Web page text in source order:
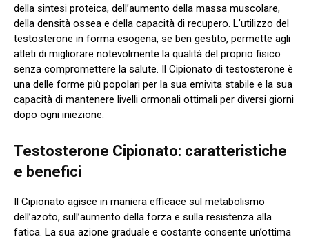
della sintesi proteica, dell’aumento della massa muscolare,
della densità ossea e della capacità di recupero. L’utilizzo del
testosterone in forma esogena, se ben gestito, permette agli
atleti di migliorare notevolmente la qualità del proprio fisico
senza compromettere la salute. Il Cipionato di testosterone è
una delle forme più popolari per la sua emivita stabile e la sua
capacità di mantenere livelli ormonali ottimali per diversi giorni
dopo ogni iniezione.
Testosterone Cipionato: caratteristiche
e benefici
Il Cipionato agisce in maniera efficace sul metabolismo
dell’azoto, sull’aumento della forza e sulla resistenza alla
fatica. La sua azione graduale e costante consente un’ottima